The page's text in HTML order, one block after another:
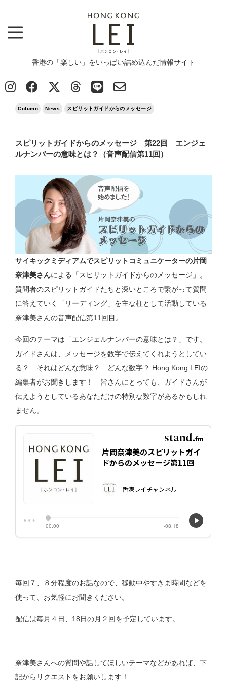
香港の「楽しい」をいっぱい詰め込んだ情報サイト
Column
>
2023/12/18
Column News スピリットガイドからのメッセージ
スピリットガイドからのメッセージ 第22回 エンジェ
ルナンバーの意味とは？（音声配信第11回）
サイキックミディアムでスピリットコミュニケーターの片岡
奈津美さんによる「スピリットガイドからのメッセージ」。
質問者のスピリットガイドたちと深いところで繋がって質問
に答えていく「リーディング」を主な柱として活動している
奈津美さんの音声配信第11回目。
今回のテーマは「エンジェルナンバーの意味とは？」です。
ガイドさんは、メッセージを数字で伝えてくれようとしてい
る？ それはどんな意味？ どんな数字？ Hong Kong LEIの
編集者がお聞きします！ 皆さんにとっても、ガイドさんが
伝えようとしているあなただけの特別な数字があるかもしれ
ません。
毎回７、８分程度のお話なので、移動中やすきま時間などを
使って、お気軽にお聞きください。
配信は毎月４日、18日の月２回を予定しています。
奈津美さんへの質問や話してほしいテーマなどがあれば、下
記からリクエストをお願いします！